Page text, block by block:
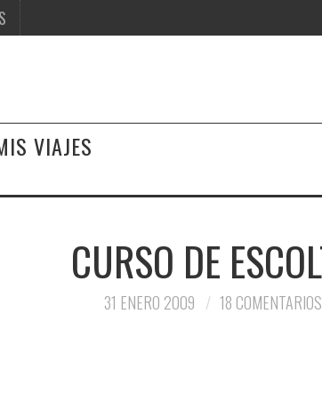
VIAJES
CURSO DE
31 ENERO 2009 18 COMENTARIOS